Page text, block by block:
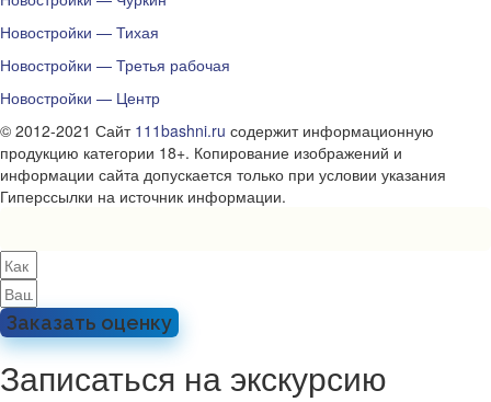
Новостройки — Тихая
Новостройки — Третья рабочая
Новостройки — Центр
© 2012-2021 Сайт 111bashni.ru содержит информационную
продукцию категории 18+. Копирование изображений и
информации сайта допускается только при условии указания
Гиперссылки на источник информации.
Заказать оценку
Записаться на экскурсию